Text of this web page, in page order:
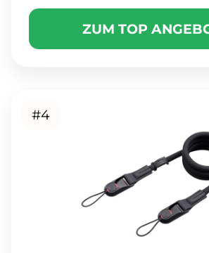
ZUM TOP
#4